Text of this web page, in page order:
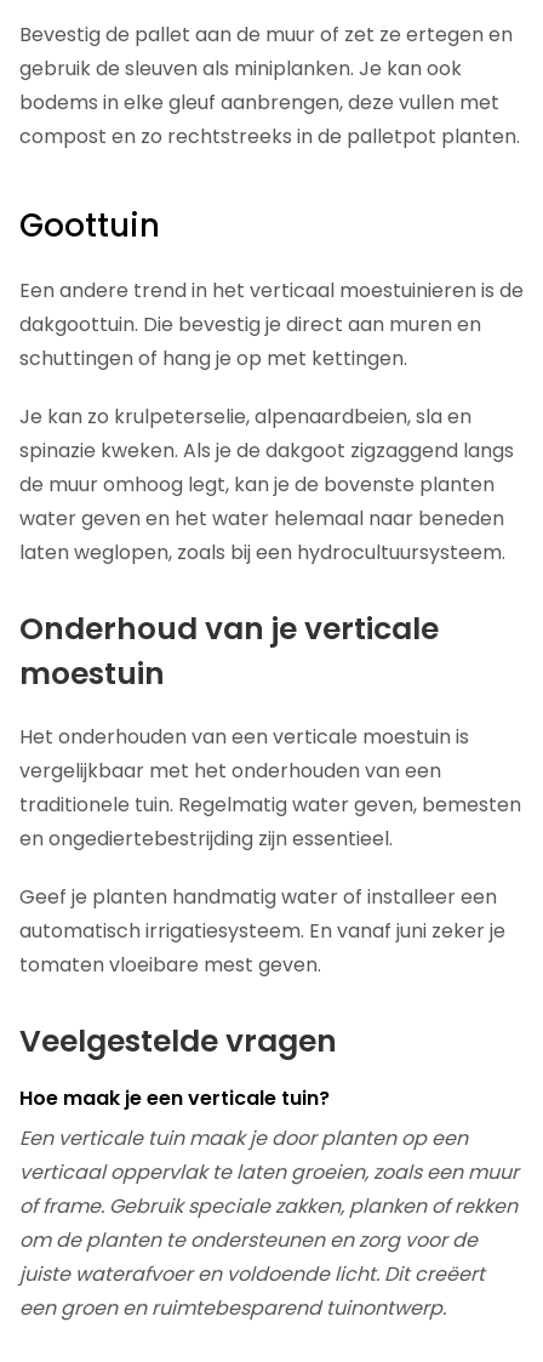
Bevestig de pallet aan de muur of zet ze ertegen en
gebruik de sleuven als miniplanken. Je kan ook
bodems in elke gleuf aanbrengen, deze vullen met
compost en zo rechtstreeks in de palletpot planten.
Goottuin
Een andere trend in het verticaal moestuinieren is de
dakgoottuin. Die bevestig je direct aan muren en
schuttingen of hang je op met kettingen.
Je kan zo krulpeterselie, alpenaardbeien, sla en
spinazie kweken. Als je de dakgoot zigzaggend langs
de muur omhoog legt, kan je de bovenste planten
water geven en het water helemaal naar beneden
laten weglopen, zoals bij een hydrocultuursysteem.
Onderhoud van je verticale
moestuin
Het onderhouden van een verticale moestuin is
vergelijkbaar met het onderhouden van een
traditionele tuin. Regelmatig water geven, bemesten
en ongediertebestrijding zijn essentieel.
Geef je planten handmatig water of installeer een
automatisch irrigatiesysteem. En vanaf juni zeker je
tomaten vloeibare mest geven.
Veelgestelde vragen
Hoe maak je een verticale tuin?
Een verticale tuin maak je door planten op een
verticaal oppervlak te laten groeien, zoals een muur
of frame. Gebruik speciale zakken, planken of rekken
om de planten te ondersteunen en zorg voor de
juiste waterafvoer en voldoende licht. Dit creëert
een groen en ruimtebesparend tuinontwerp.